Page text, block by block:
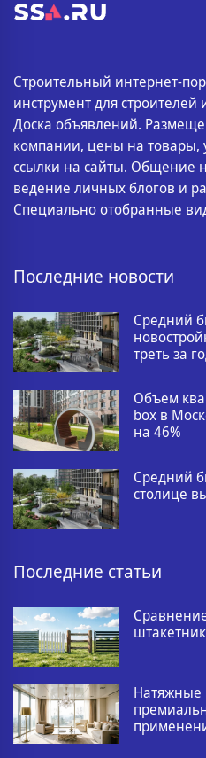
Строительный интернет-
инструмент для
Доска объявлений.
компании, цены на товары,
ссылки на сайты. Общение
ведение личных блогов и
Специально отобранные
Последние новости
Средний
треть за
Объем
box в
на 46%
Средний
столице
Последние статьи
Натяжные